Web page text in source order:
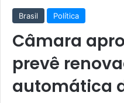
Brasil Política
Câmara
prevê
automática